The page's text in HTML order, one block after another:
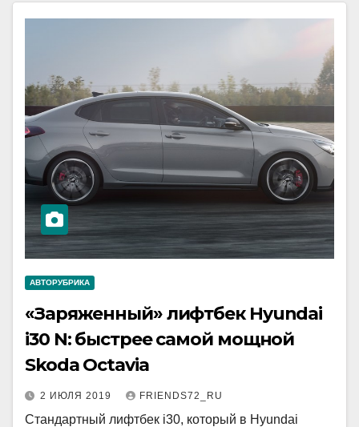
АВТОРУБРИКА
«Заряженный» лифтбек Hyundai
i30 N: быстрее самой мощной
Skoda Octavia
2 ИЮЛЯ 2019 FRIENDS72_RU
Стандартный лифтбек i30, который в Hyundai